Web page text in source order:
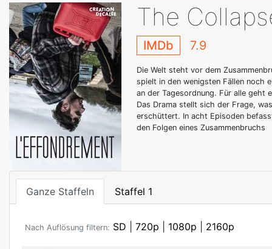
The
IMDb 7.9
Die Welt steht vor dem
spielt in den wenigsten Fällen noch
an der Tagesordnung. Für alle geht
Das Drama stellt sich der Frage,
erschüttert. In acht Episoden
den Folgen eines Zusammenbruchs
Ganze Staffeln Staffel 1
Nach Auflösung filtern: SD 720p 1080p 2160p